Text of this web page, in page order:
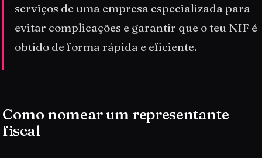
serviços de uma empresa especializada para
evitar complicações e garantir que o teu NIF é
obtido de forma rápida e eficiente.
Como nomear um representante
fiscal